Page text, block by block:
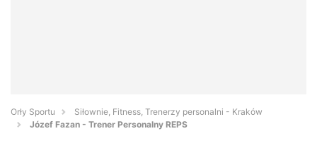
Orły Sportu
Siłownie, Fitness, Trenerzy personalni - Kraków
Józef Fazan - Trener Personalny REPS